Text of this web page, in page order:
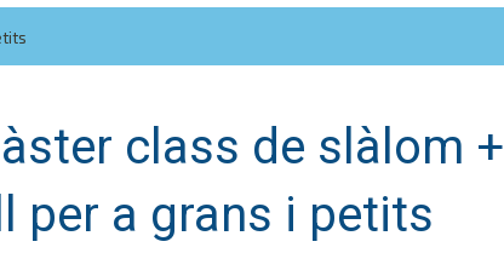
class de slàlom +
per a grans i petits